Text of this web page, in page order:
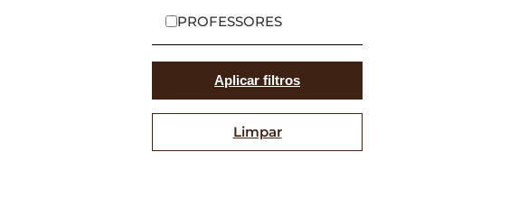
PROFESSORES
Aplicar filtros
Limpar